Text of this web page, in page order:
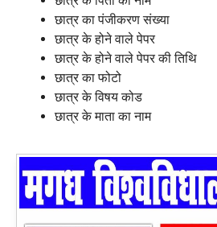
छात्र का पंजीकरण संख्या
छात्र के होने वाले पेपर
छात्र के होने वाले पेपर की तिथि
छात्र का फोटो
छात्र के विषय कोड
छात्र के माता का नाम